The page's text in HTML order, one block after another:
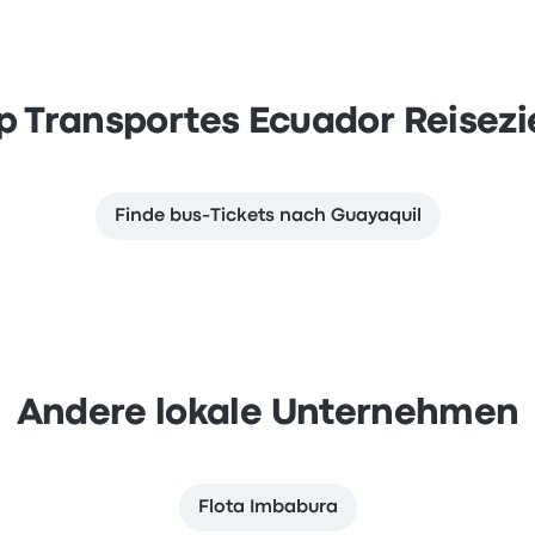
Transportes Ecuador
Finde bus-Tickets nach Guayaquil
Andere lokale Unternehmen
Flota Imbabura